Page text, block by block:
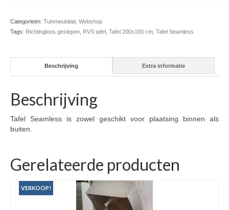
Categorieën: Tuinmeubilair, Webshop
Tags: Richtingloos geslepen RVS tafel Tafel 200x100 cm Tafel Seamless
Beschrijving Extra informatie
Beschrijving
Tafel Seamless is zowel geschikt voor plaatsing binnen als
buiten.
Gerelateerde producten
VERKOOP!